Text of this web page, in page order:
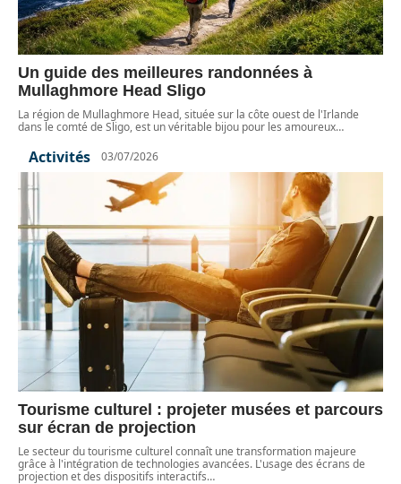
Un guide des meilleures randonnées à
Mullaghmore Head Sligo
La région de Mullaghmore Head, située sur la côte ouest de l'Irlande
dans le comté de Sligo, est un véritable bijou pour les amoureux…
Activités 03/07/2026
Tourisme culturel : projeter musées et parcours
sur écran de projection
Le secteur du tourisme culturel connaît une transformation majeure
grâce à l'intégration de technologies avancées. L'usage des écrans de
projection et des dispositifs interactifs…